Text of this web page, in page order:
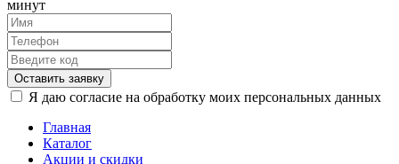
минут
Оставить заявку
Я даю согласие на обработку моих персональных данных
Главная
Каталог
Акции и скидки